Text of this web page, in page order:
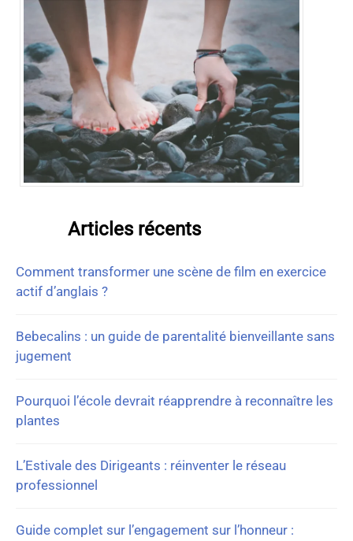
Articles récents
Comment transformer une scène de film en exercice
actif d’anglais ?
Bebecalins : un guide de parentalité bienveillante sans
jugement
Pourquoi l’école devrait réapprendre à reconnaître les
plantes
L’Estivale des Dirigeants : réinventer le réseau
professionnel
Guide complet sur l’engagement sur l’honneur :